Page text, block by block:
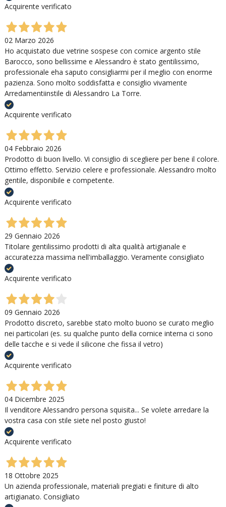
Acquirente verificato
02 Marzo 2026
Ho acquistato due vetrine sospese con cornice argento stile
Barocco, sono bellissime e Alessandro è stato gentilissimo,
professionale eha saputo consigliarmi per il meglio con enorme
pazienza. Sono molto soddisfatta e consiglio vivamente
Arredamentiinstile di Alessandro La Torre.
Acquirente verificato
04 Febbraio 2026
Prodotto di buon livello. Vi consiglio di scegliere per bene il colore.
Ottimo effetto. Servizio celere e professionale. Alessandro molto
gentile, disponibile e competente.
Acquirente verificato
29 Gennaio 2026
Titolare gentilissimo prodotti di alta qualità artigianale e
accuratezza massima nell'imballaggio. Veramente consigliato
Acquirente verificato
09 Gennaio 2026
Prodotto discreto, sarebbe stato molto buono se curato meglio
nei particolari (es. su qualche punto della cornice interna ci sono
delle tacche e si vede il silicone che fissa il vetro)
Acquirente verificato
04 Dicembre 2025
Il venditore Alessandro persona squisita... Se volete arredare la
vostra casa con stile siete nel posto giusto!
Acquirente verificato
18 Ottobre 2025
Un azienda professionale, materiali pregiati e finiture di alto
artigianato. Consigliato